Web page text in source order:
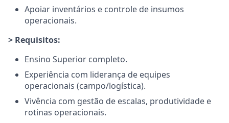
Apoiar inventários e controle de insumos
operacionais.
> Requisitos:
Ensino Superior completo.
Experiência com liderança de equipes
operacionais (campo/logística).
Vivência com gestão de escalas, produtividade e
rotinas operacionais.